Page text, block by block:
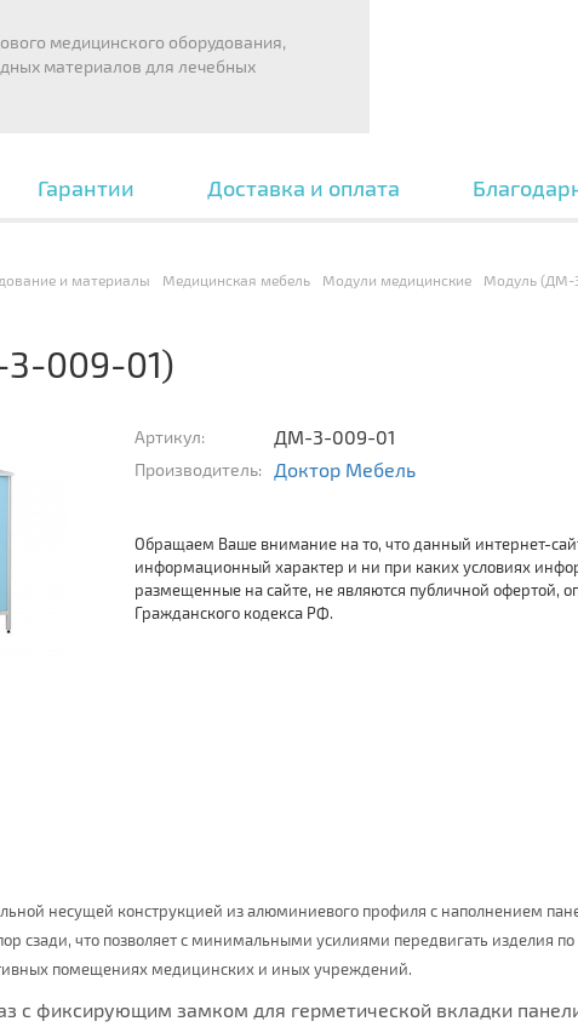
медицинского оборудования,
материалов для лечебных
Гарантии Доставка и оплата
и материалы Медицинская мебель Модули медицинские Модуль (ДМ-
009-01)
Артикул: ДМ-3-009-01
Производитель: Доктор Мебель
Обращаем Ваше внимание на то, что данный интернет-
информационный характер и ни при каких условиях
размещенные на сайте, не являются публичной офертой,
Гражданского кодекса РФ.
несущей конструкцией из алюминиевого профиля с наполнением
сзади, что позволяет с минимальными усилиями передвигать изделия
помещениях медицинских и иных учреждений.
с фиксирующим замком для герметической вкладки